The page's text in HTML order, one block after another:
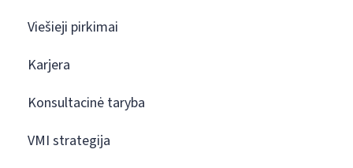
Viešieji pirkimai
Karjera
Konsultacinė taryba
VMI strategija